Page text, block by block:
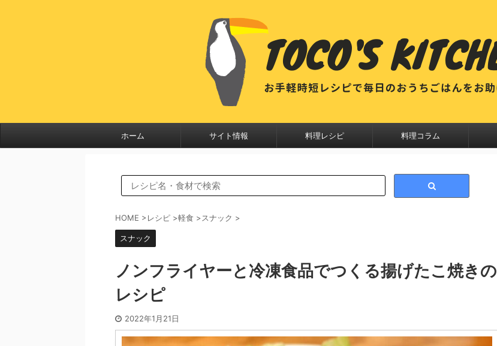
ホーム サイト情報 料理レシピ 料理コラム
HOME >レシピ >軽食 >スナック >
スナック
ノンフライヤーと冷凍食品でつくる揚げたこ焼きの
レシピ
2022年1月21日